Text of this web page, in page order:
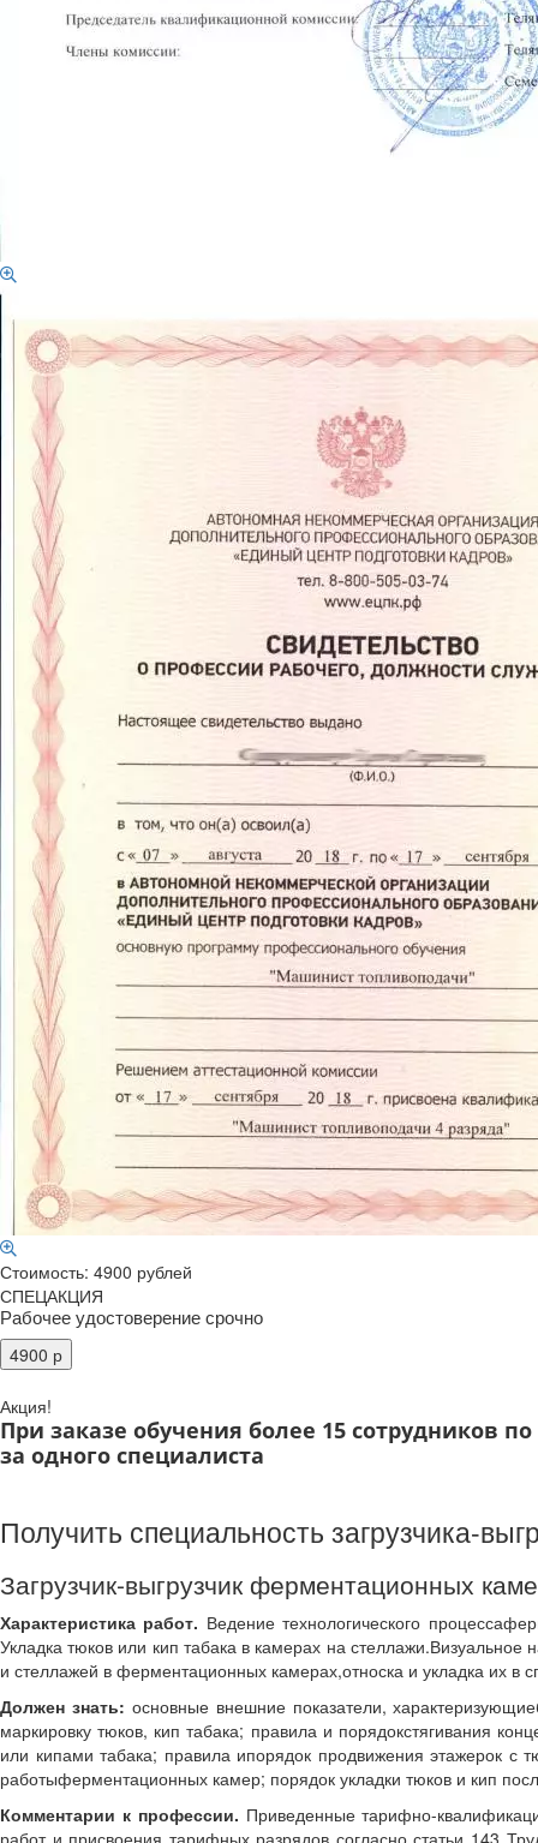
Стоимость: 4900 рублей
СПЕЦАКЦИЯ
Рабочее удостоверение срочно
Акция!
При заказе обучения более 15 сотрудников
за одного специалиста
Получить специальность загрузчика-
Загрузчик-выгрузчик ферментационных
Характеристика работ. Ведение технологического
Укладка тюков или кип табака в камерах на
и стеллажей в ферментационных камерах,относка и укладка их в
Должен знать: основные внешние показатели,
маркировку тюков, кип табака; правила и порядокстягивания
или кипами табака; правила ипорядок продвижения этажерок
работыферментационных камер; порядок укладки тюков и кип
Комментарии к профессии. Приведенные тарифно-
работ и присвоения тарифных разрядов согласно статьи 143